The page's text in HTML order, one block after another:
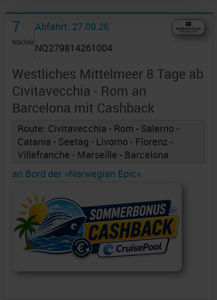
7
Nächte
Abfahrt: 27.09.26
NQ279814261004
Westliches Mittelmeer 8 Tage ab
Civitavecchia - Rom an
Barcelona mit Cashback
Route: Civitavecchia - Rom - Salerno -
Catania - Seetag - Livorno - Florenz -
Villefranche - Marseille - Barcelona
an Bord der »Norwegian Epic«